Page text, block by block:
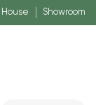
Showroom